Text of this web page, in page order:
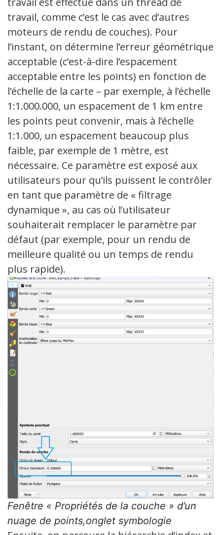
travail, comme c’est le cas avec d’autres
moteurs de rendu de couches). Pour
l’instant, on détermine l’erreur géométrique
acceptable (c’est-à-dire l’espacement
acceptable entre les points) en fonction de
l’échelle de la carte – par exemple, à l’échelle
1:1.000.000, un espacement de 1 km entre
les points peut convenir, mais à l’échelle
1:1.000, un espacement beaucoup plus
faible, par exemple de 1 mètre, est
nécessaire. Ce paramètre est exposé aux
utilisateurs pour qu’ils puissent le contrôler
en tant que paramètre de « filtrage
dynamique », au cas où l’utilisateur
souhaiterait remplacer le paramètre par
défaut (par exemple, pour un rendu de
meilleure qualité ou un temps de rendu
plus rapide).
Fenêtre « Propriétés de la couche » d’un
nuage de points,onglet symbologie